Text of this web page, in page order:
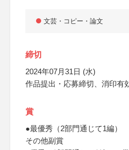
文芸・コピー・論文
締切
2024年07月31日 (水)
作品提出・応募締切、消印有
賞
●最優秀（2部門通じて1編）
その他副賞